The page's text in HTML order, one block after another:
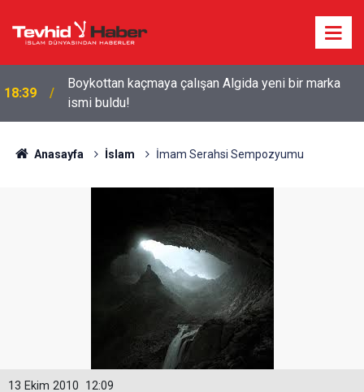
Boykottan kaçmaya çalışan Algida yeni bir marka
ismi buldu!
18:29
Starbucks'tan 'Tarihi' Skandal: Polisler genel
merkezi bastı!
Anasayfa İslam İmam Serahsi Sempozyumu
12:09
13 Ekim 2010